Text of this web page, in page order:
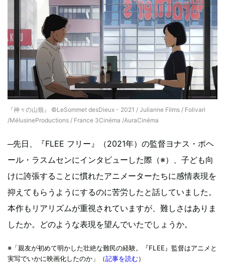
『神々の山嶺』 ©LeSommet desDieux - 2021 / Julianne Films / Folivari
/MélusineProductions / France 3Cinéma /AuraCinéma
─先日、『FLEE フリー』（2021年）の監督ヨナス・ポヘ
ール・ラスムセンにインタビューした際（※）、子ども向
けに誇張することに慣れたアニメーターたちに感情表現を
抑えてもらうようにするのに苦労したと話していました。
本作もリアリズムが重視されていますが、難しさはありま
したか。どのような表現を望んでいたでしょうか。
※「親友が初めて明かした壮絶な難民の経験。『FLEE』監督はアニメと
実写でいかに映画化したのか」（記事を読む）